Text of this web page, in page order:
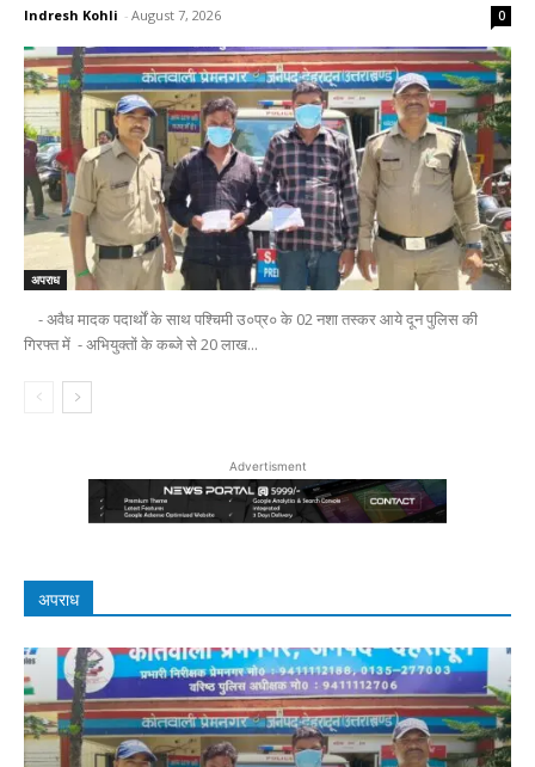
Indresh Kohli - August 7, 2026 0
अपराध
- अवैध मादक पदार्थों के साथ पश्चिमी उ०प्र० के 02 नशा तस्कर आये दून पुलिस की
गिरफ्त में - अभियुक्तों के कब्जे से 20 लाख...
Advertisment
अपराध